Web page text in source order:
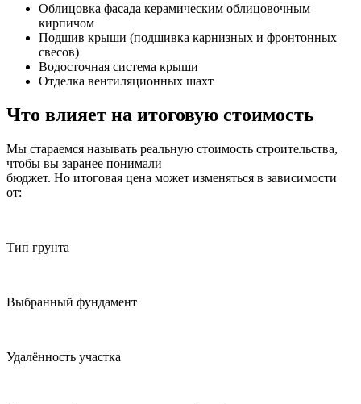
Облицовка фасада керамическим облицовочным
кирпичом
Подшив крыши (подшивка карнизных и фронтонных
свесов)
Водосточная система крыши
Отделка вентиляционных шахт
Что влияет на итоговую стоимость
Мы стараемся называть реальную стоимость строительства,
чтобы вы заранее понимали
бюджет. Но итоговая цена может изменяться в зависимости
от:
Тип грунта
Выбранный фундамент
Удалённость участка